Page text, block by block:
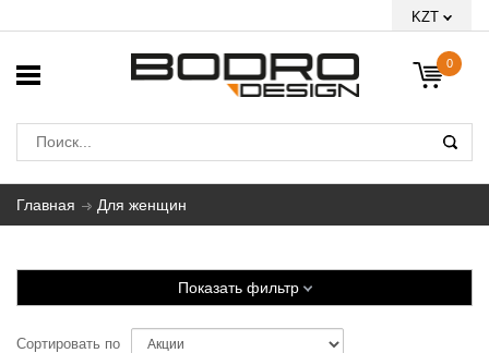
KZT
0
Главная Для женщин
Показать фильтр
Сортировать по